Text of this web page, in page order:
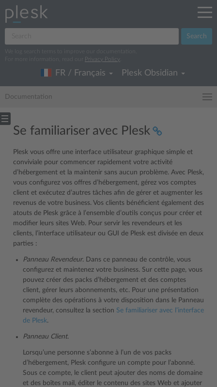
Search
We log search terms to improve our documentation.
For more information, read our
Privacy Policy
FR / Français Plesk Obsidian
Documentation
Se familiariser avec Plesk
Plesk vous offre une interface utilisateur graphique simple et
conviviale pour commencer rapidement votre activité
d’hébergement et la maintenir sans aucun problème. Avec Plesk,
vous configurez vos offres d’hébergement, gérez vos comptes
client et exécutez d’autres tâches afin de gérer et augmenter les
revenus de votre business. Vos clients bénéficient également des
atouts de Plesk grâce à l’ensemble d’outils conçus pour créer et
modifier leurs sites Web. Pour servir les revendeurs et les
clients, l’interface utilisateur ou GUI de Plesk est divisée en deux
parties :
Panneau Revendeur. Dans ce panneau de contrôle, vous
configurez et maintenez votre business. Sur cette page, vous
pouvez créer des packs d’hébergement et des comptes
client, gérer leurs abonnements, etc. Pour une présentation
complète des opérations à votre disposition dans le Panneau
revendeur, consultez la section Se familiariser avec l’interface
de Plesk.
Panneau Client.
Lorsqu’une personne s’abonne à l’un de vos packs
d’hébergement, Plesk configure un compte pour l’abonné.
Sous ce compte, le client peut ajouter des noms de domaine
et des boîtes mail, éditer le contenu des sites Web et ajouter